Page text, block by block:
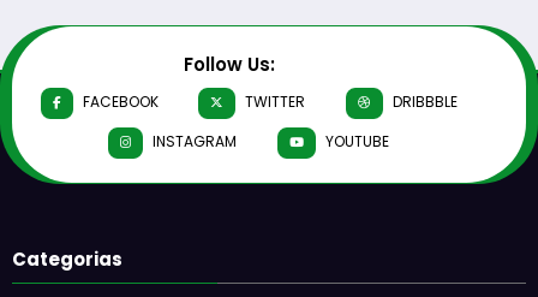
Follow Us:
FACEBOOK TWITTER
DRIBBBLE
INSTAGRAM
YOUTUBE
Categorias